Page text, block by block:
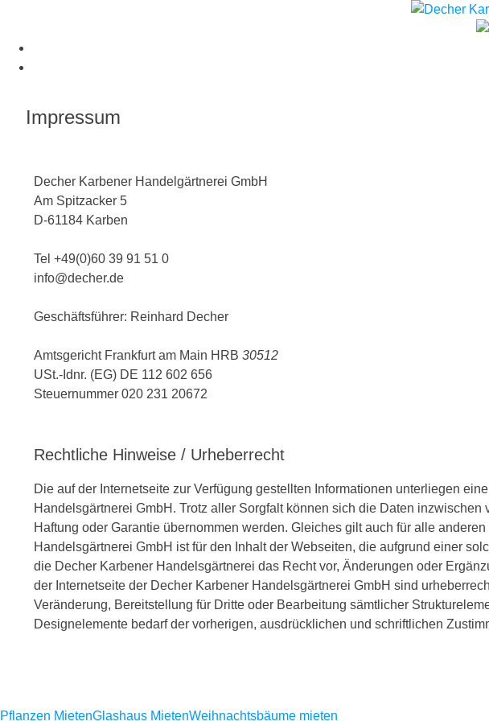
Impressum
Decher Karbener Handelgärtnerei GmbH
Am Spitzacker 5
D-61184 Karben
Tel +49(0)60 39 91 51 0
info@decher.de
Geschäftsführer: Reinhard Decher
Amtsgericht Frankfurt am Main HRB 30512
USt.-Idnr. (EG) DE 112 602 656
Steuernummer 020 231 20672
Rechtliche Hinweise / Urheberrecht
Die auf der Internetseite zur Verfügung gestellten Informationen unterliegen
Handelsgärtnerei GmbH. Trotz aller Sorgfalt können sich die Daten
Haftung oder Garantie übernommen werden. Gleiches gilt auch für alle
Handelsgärtnerei GmbH ist für den Inhalt der Webseiten, die aufgrund einer
die Decher Karbener Handelsgärtnerei das Recht vor, Änderungen oder
der Internetseite der Decher Karbener Handelsgärtnerei GmbH sind
Veränderung, Bereitstellung für Dritte oder Bearbeitung sämtlicher
Designelemente bedarf der vorherigen, ausdrücklichen und schriftlichen
Pflanzen MietenGlashaus MietenWeihnachtsbäume mieten